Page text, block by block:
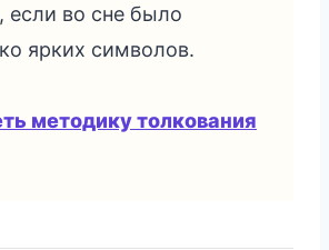
если во сне было
ярких символов.
методику толкования